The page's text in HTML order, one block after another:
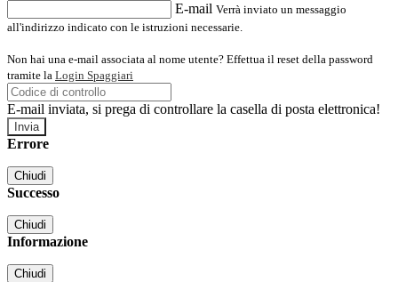
E-mail Verrà inviato un messaggio
all'indirizzo indicato con le istruzioni necessarie.
Non hai una e-mail associata al nome utente? Effettua il reset della password
tramite la Login Spaggiari
E-mail inviata, si prega di controllare la casella di posta elettronica!
Errore
Chiudi
Successo
Chiudi
Informazione
Chiudi